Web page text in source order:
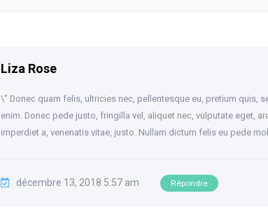
Liza Rose
\” Donec quam felis, ultricies nec, pellentesque eu, pretium quis,
enim. Donec pede justo, fringilla vel, aliquet nec, vulputate eget,
imperdiet a, venenatis vitae, justo. Nullam dictum felis eu pede
décembre 13, 2018 5:57 am Répondre